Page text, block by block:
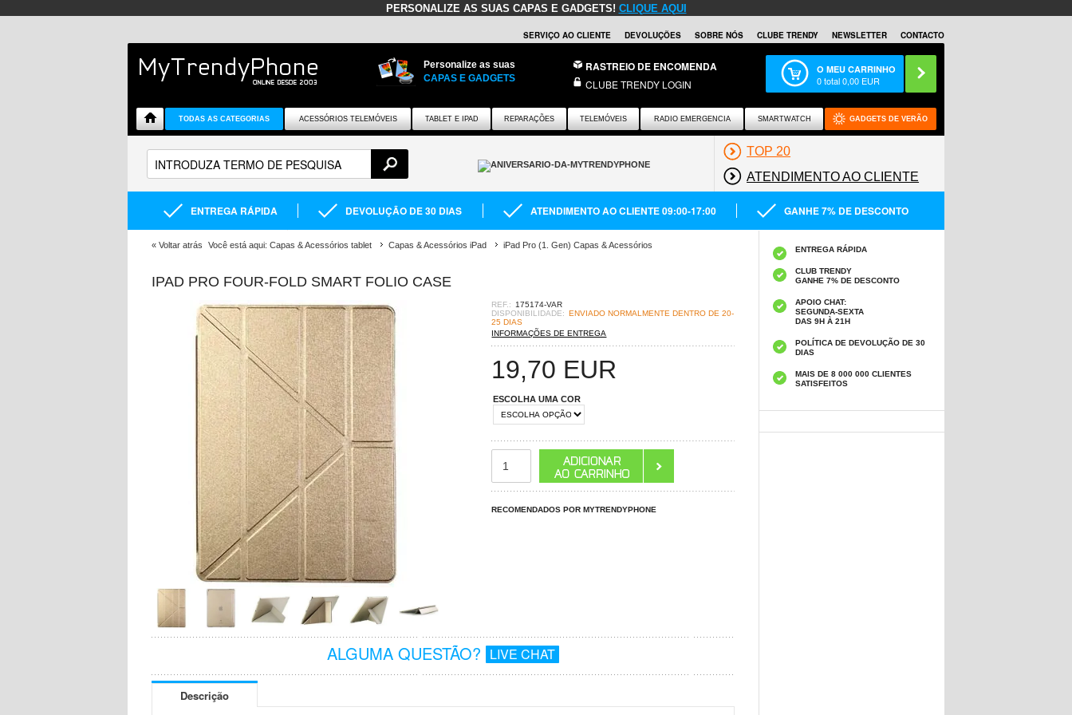
PERSONALIZE AS SUAS CAPAS E GADGETS! CLIQUE AQUI
SERVIÇO AO CLIENTE DEVOLUÇÕES SOBRE NÓS CLUBE TRENDY NEWSLETTER CONTACTO
Personalize as suas
CAPAS E GADGETS
RASTREIO DE ENCOMENDA
CLUBE TRENDY LOGIN
O MEU CARRINHO
0total0,00 EUR
TODAS AS CATEGORIAS ACESSÓRIOS TELEMÓVEIS TABLET E IPAD REPARAÇÕES TELEMÓVEIS RADIO EMERGENCIA SMARTWATCH GADGETS DE VERÃO
TOP 20
ATENDIMENTO AO CLIENTE
ENTREGA RÁPIDA DEVOLUÇÃO DE 30 DIAS ATENDIMENTO AO CLIENTE 09:00-17:00 GANHE 7% DE DESCONTO
« Voltar atrás Você está aqui: Capas & Acessórios tablet Capas & Acessórios iPad iPad Pro (1. Gen) Capas & Acessórios
IPAD PRO FOUR-FOLD SMART FOLIO CASE
REF.:
175174-VAR
DISPONIBILIDADE: ENVIADO NORMALMENTE DENTRO DE 20-
25 DIAS
INFORMAÇÕES DE ENTREGA
19,70 EUR
ESCOLHA UMA COR
RECOMENDADOS POR MYTRENDYPHONE
ALGUMA QUESTÃO? LIVE CHAT
Descrição
ENTREGA RÁPIDA
CLUB TRENDY
GANHE 7% DE DESCONTO
APOIO CHAT:
SEGUNDA-SEXTA
DAS 9H À 21H
POLÍTICA DE DEVOLUÇÃO DE 30
DIAS
MAIS DE 8 000 000 CLIENTES
SATISFEITOS